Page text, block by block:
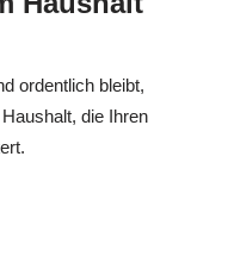
ordentlich bleibt,
die Ihren